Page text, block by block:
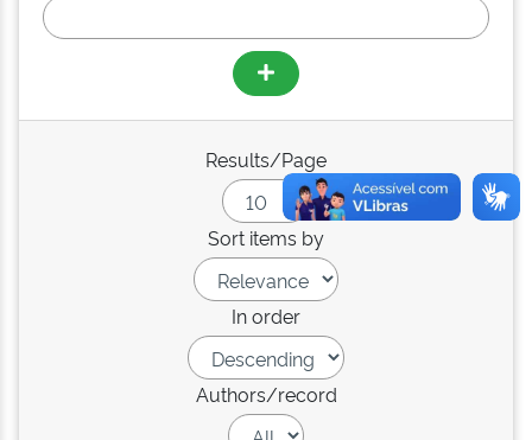
Results/Page
Sort items by
In order
Authors/record